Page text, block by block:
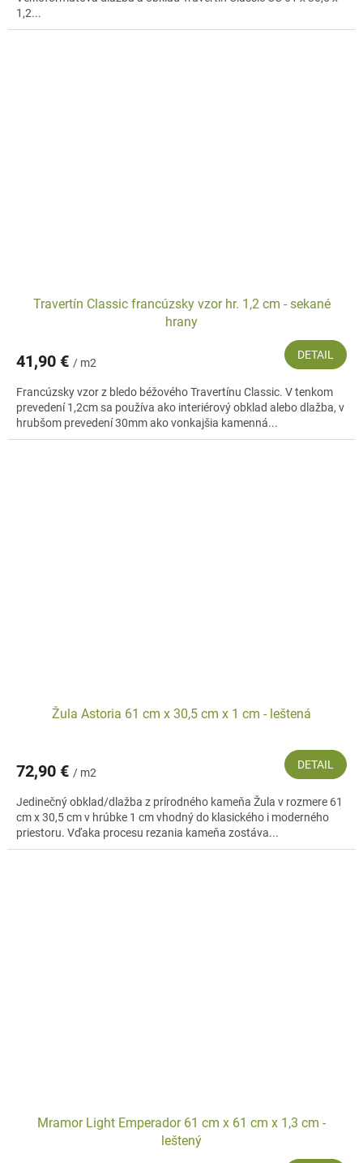
1,2...
Travertín Classic francúzsky vzor hr. 1,2 cm - sekané
hrany
41,90 € / m2
DETAIL
Francúzsky vzor z bledo béžového Travertínu Classic. V tenkom
prevedení 1,2cm sa používa ako interiérový obklad alebo dlažba, v
hrubšom prevedení 30mm ako vonkajšia kamenná...
Žula Astoria 61 cm x 30,5 cm x 1 cm - leštená
72,90 € / m2
DETAIL
Jedinečný obklad/dlažba z prírodného kameňa Žula v rozmere 61
cm x 30,5 cm v hrúbke 1 cm vhodný do klasického i moderného
priestoru. Vďaka procesu rezania kameňa zostáva...
Mramor Light Emperador 61 cm x 61 cm x 1,3 cm -
leštený